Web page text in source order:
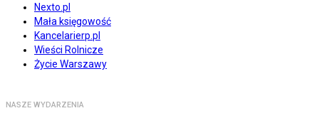
Nexto.pl
Mała księgowość
Kancelarierp.pl
Wieści Rolnicze
Życie Warszawy
NASZE WYDARZENIA